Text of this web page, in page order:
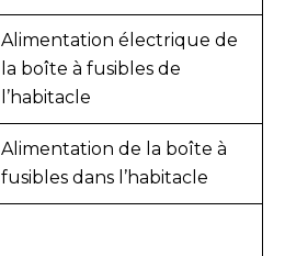
Alimentation électrique de
la boîte à fusibles de
l’habitacle
Alimentation de la boîte à
fusibles dans l’habitacle